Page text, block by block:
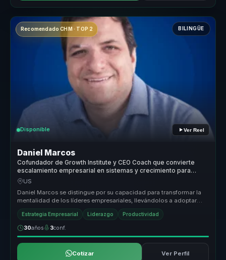
Recomendado CHM · TOP 2 BILINGÜE
Disponible Ver Reel
Daniel Marcos
Cofundador de Growth Institute y CEO Coach que convierte
escalamiento empresarial en sistemas y crecimiento para
lideres y empresas.
US
Daniel Marcos se distingue por su capacidad para transformar la
mentalidad de los líderes empresariales, llevándolos a adoptar
una visión...
Estrategia Empresarial Liderazgo Productividad
30años 3conf.
Cotizar Ver Perfil